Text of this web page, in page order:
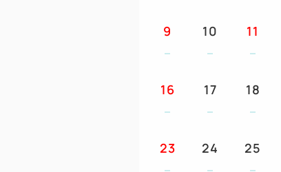
9 10 11
16 17 18
23 24 25